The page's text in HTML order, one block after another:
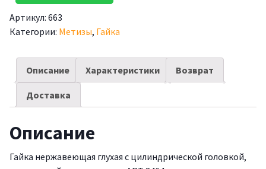
Артикул: 663
Категории: Метизы, Гайка
Описание Характеристики Возврат
Доставка
Описание
Гайка нержавеющая глухая с цилиндрической головкой,